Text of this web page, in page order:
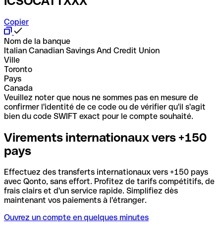
Copier
Nom de la banque
Italian Canadian Savings And Credit Union
Ville
Toronto
Pays
Canada
Veuillez noter que nous ne sommes pas en mesure de
confirmer l'identité de ce code ou de vérifier qu'il s'agit
bien du code SWIFT exact pour le compte souhaité.
Virements internationaux vers +150
pays
Effectuez des transferts internationaux vers +150 pays
avec Qonto, sans effort. Profitez de tarifs compétitifs, de
frais clairs et d'un service rapide. Simplifiez dès
maintenant vos paiements à l'étranger.
Ouvrez un compte en quelques minutes